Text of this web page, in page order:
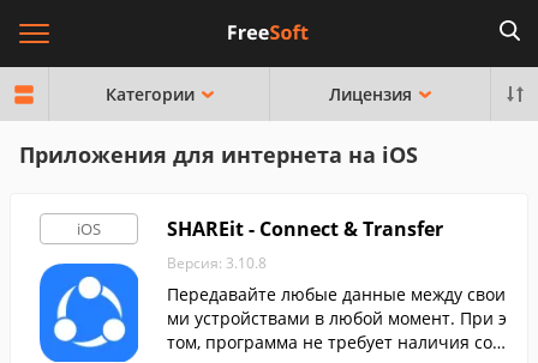
Категории Лицензия
Приложения для интернета на iOS
iOS SHAREit - Connect & Transfer
Версия: 3.10.8
Передавайте любые данные между свои
ми устройствами в любой момент. При э
том, программа не требует наличия сое